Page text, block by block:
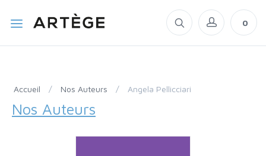
0
Accueil / Nos Auteurs / Angela Pellicciari
Nos Auteurs